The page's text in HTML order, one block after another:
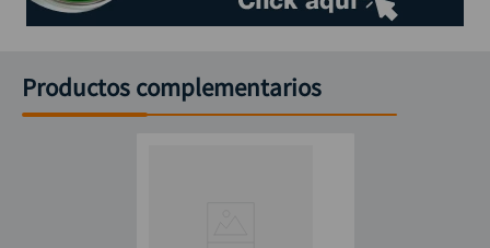
Productos complementarios